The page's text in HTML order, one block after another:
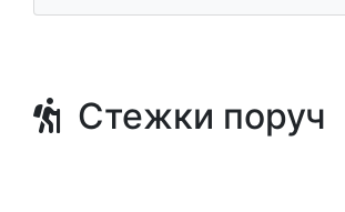
Стежки поруч